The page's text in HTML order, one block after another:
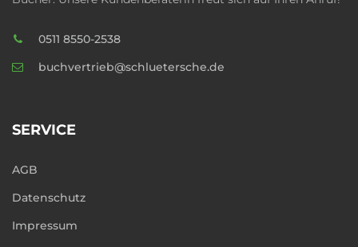
0511 8550-2538
buchvertrieb@schluetersche.de
SERVICE
AGB
Datenschutz
Impressum